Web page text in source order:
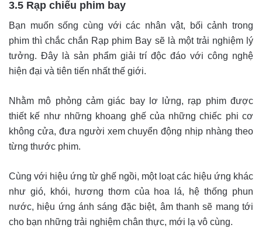
3.5 Rạp chiếu phim bay
Bạn muốn sống cùng với các nhân vật, bối cảnh trong
phim thì chắc chắn Rạp phim Bay sẽ là một trải nghiệm lý
tưởng. Đây là sản phẩm giải trí độc đáo với công nghệ
hiện đại và tiên tiến nhất thế giới.
Nhằm mô phỏng cảm giác bay lơ lửng, rạp phim được
thiết kế như những khoang ghế của những chiếc phi cơ
không cửa, đưa người xem chuyển động nhịp nhàng theo
từng thước phim.
Cùng với hiệu ứng từ ghế ngồi, một loạt các hiệu ứng khác
như gió, khói, hương thơm của hoa lá, hệ thống phun
nước, hiệu ứng ánh sáng đặc biệt, âm thanh sẽ mang tới
cho bạn những trải nghiệm chân thực, mới lạ vô cùng.